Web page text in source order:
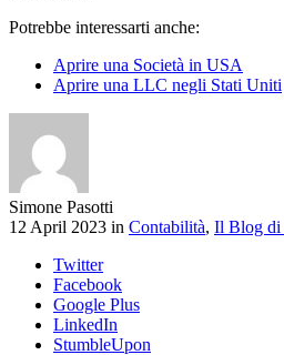
Potrebbe interessarti anche:
Aprire una Società in USA
Aprire una LLC negli Stati Uniti
Simone Pasotti
12 April 2023 in Contabilità, Il Blog di
Twitter
Facebook
Google Plus
LinkedIn
StumbleUpon